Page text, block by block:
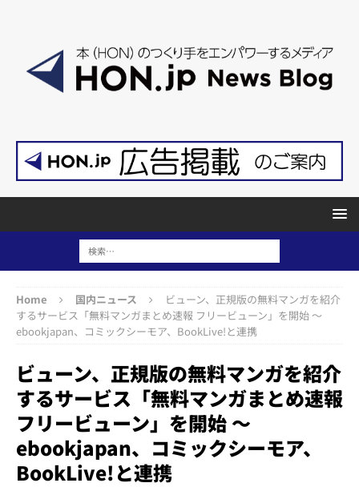
Home 国内ニュース
ビューン、正規版の無料マンガを紹介
するサービス「無料マンガまとめ速報 フリービューン」を開始 ～
ebookjapan、コミックシーモア、BookLive!と連携
ビューン、正規版の無料マンガを紹介
するサービス「無料マンガまとめ速報
フリービューン」を開始 ～
ebookjapan、コミックシーモア、
BookLive!と連携